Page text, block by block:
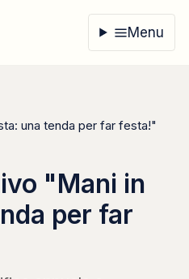
Menu
una tenda per far festa!"
"Mani in
per far